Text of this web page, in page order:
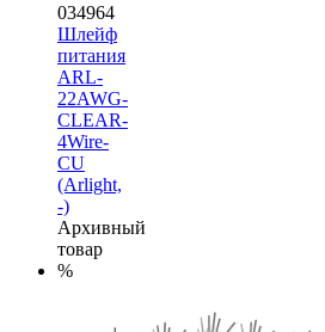
034964
Шлейф
питания
ARL-
22AWG-
CLEAR-
4Wire-
CU
(Arlight,
-)
Архивный
товар
%